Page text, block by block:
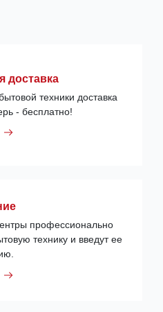
доставка
техники доставка
- бесплатно!
профессионально
технику и введут ее